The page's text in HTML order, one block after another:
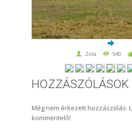
Zola 540
HOZZÁSZÓLÁSOK
Még nem érkezett hozzászólás.
kommentelő!